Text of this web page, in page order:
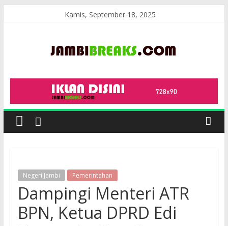
Kamis, September 18, 2025
JambiBreaks
Negeri Jambi Pemerintahan
Dampingi Menteri ATR
BPN, Ketua DPRD Edi